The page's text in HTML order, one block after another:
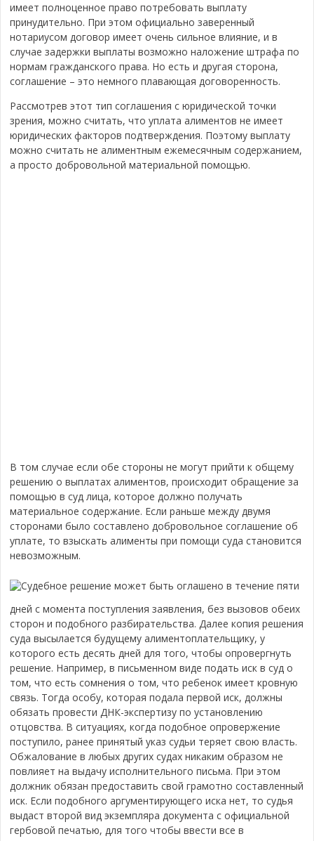
имеет полноценное право потребовать выплату
принудительно. При этом официально заверенный
нотариусом договор имеет очень сильное влияние, и в
случае задержки выплаты возможно наложение штрафа по
нормам гражданского права. Но есть и другая сторона,
соглашение – это немного плавающая договоренность.
Рассмотрев этот тип соглашения с юридической точки
зрения, можно считать, что уплата алиментов не имеет
юридических факторов подтверждения. Поэтому выплату
можно считать не алиментным ежемесячным содержанием,
а просто добровольной материальной помощью.
В том случае если обе стороны не могут прийти к общему
решению о выплатах алиментов, происходит обращение за
помощью в суд лица, которое должно получать
материальное содержание. Если раньше между двумя
сторонами было составлено добровольное соглашение об
уплате, то взыскать алименты при помощи суда становится
невозможным.
Судебное решение может быть оглашено в течение пяти
дней с момента поступления заявления, без вызовов обеих
сторон и подобного разбирательства. Далее копия решения
суда высылается будущему алиментоплательщику, у
которого есть десять дней для того, чтобы опровергнуть
решение. Например, в письменном виде подать иск в суд о
том, что есть сомнения о том, что ребенок имеет кровную
связь. Тогда особу, которая подала первой иск, должны
обязать провести ДНК-экспертизу по установлению
отцовства. В ситуациях, когда подобное опровержение
поступило, ранее принятый указ судьи теряет свою власть.
Обжалование в любых других судах никаким образом не
повлияет на выдачу исполнительного письма. При этом
должник обязан предоставить свой грамотно составленный
иск. Если подобного аргументирующего иска нет, то судья
выдаст второй вид экземпляра документа с официальной
гербовой печатью, для того чтобы ввести все в